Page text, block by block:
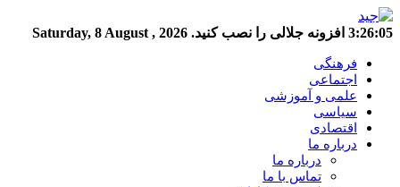
3:26:05 افزونه جلالی را نصب کنید. Saturday, 8 August , 2026
فرهنگی
اجتماعی
علمی و آموزشی
سیاسی
اقتصادی
درباره ما
درباره ما
تماس با ما